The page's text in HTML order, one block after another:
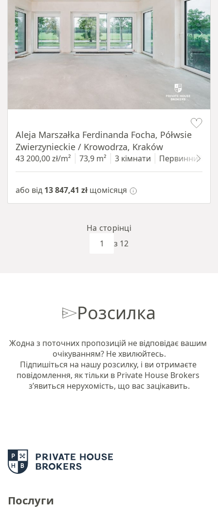
Aleja Marszałka Ferdinanda Focha, Półwsie
Zwierzynieckie / Krowodrza, Kraków
43 200,00 zł/m² 73,9 m² 3 кімнати Первинний
або від 13 847,41 zł щомісяця
з 12
На сторінці
Розсилка
Жодна з поточних пропозицій не відповідає вашим
очікуванням? Не хвилюйтесь.
Підпишіться на нашу розсилку, і ви отримаєте
повідомлення, як тільки в Private House Brokers
з’явиться нерухомість, що вас зацікавить.
Послуги